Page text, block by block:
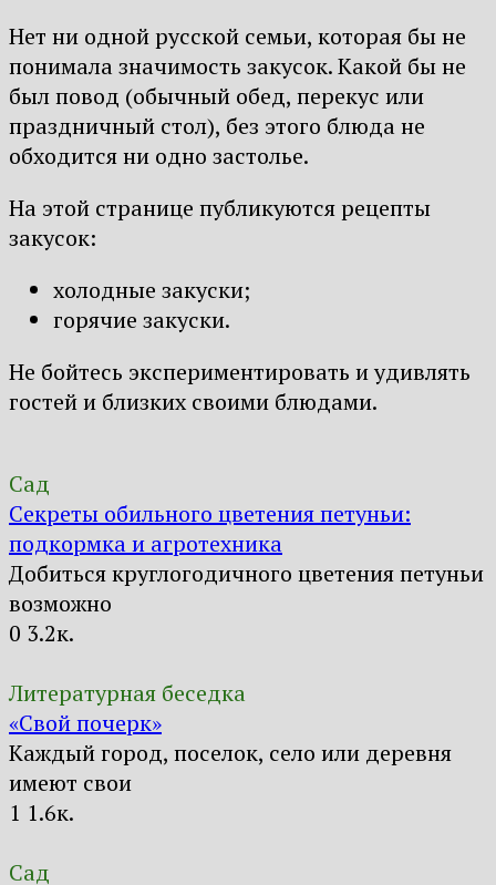
Нет ни одной русской семьи, которая бы не
понимала значимость закусок. Какой бы не
был повод (обычный обед, перекус или
праздничный стол), без этого блюда не
обходится ни одно застолье.
На этой странице публикуются рецепты
закусок:
холодные закуски;
горячие закуски.
Не бойтесь экспериментировать и удивлять
гостей и близких своими блюдами.
Сад
Секреты обильного цветения петуньи:
подкормка и агротехника
Добиться круглогодичного цветения петуньи
возможно
0 3.2к.
Литературная беседка
«Свой почерк»
Каждый город, поселок, село или деревня
имеют свои
1 1.6к.
Сад